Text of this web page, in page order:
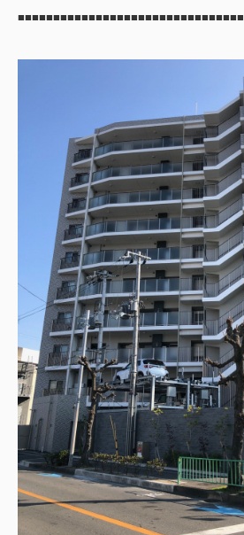
■■■■■■■■■■■■■■■■■■■■■■■■■■■■■■■■